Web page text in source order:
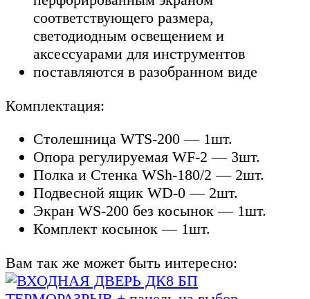
соответствующего размера,
светодиодным освещением и
аксессуарами для инструментов
поставляются в разобранном виде
Комплектация:
Столешница WTS-200 — 1шт.
Опора регулируемая WF-2 — 3шт.
Полка и Стенка WSh-180/2 — 2шт.
Подвесной ящик WD-0 — 2шт.
Экран WS-200 без косынок — 1шт.
Комплект косынок — 1шт.
Вам так же может быть интересно: